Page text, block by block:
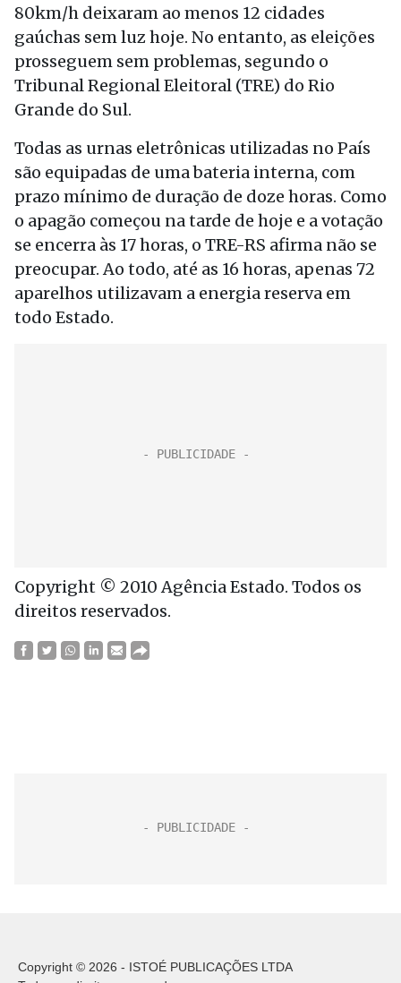
80km/h deixaram ao menos 12 cidades
gaúchas sem luz hoje. No entanto, as eleições
prosseguem sem problemas, segundo o
Tribunal Regional Eleitoral (TRE) do Rio
Grande do Sul.
Todas as urnas eletrônicas utilizadas no País
são equipadas de uma bateria interna, com
prazo mínimo de duração de doze horas. Como
o apagão começou na tarde de hoje e a votação
se encerra às 17 horas, o TRE-RS afirma não se
preocupar. Ao todo, até as 16 horas, apenas 72
aparelhos utilizavam a energia reserva em
todo Estado.
Copyright © 2010 Agência Estado. Todos os
direitos reservados.
Copyright © 2026 - ISTOÉ PUBLICAÇÕES LTDA